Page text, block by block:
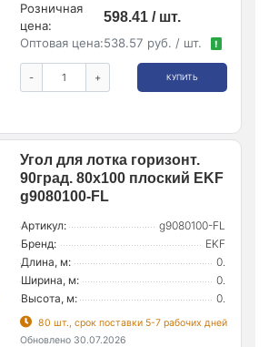
Розничная
цена:
598.41 / шт.
Оптовая цена:538.57 руб. / шт. !
- + КУПИТЬ
Угол для лотка горизонт.
90град. 80х100 плоский EKF
g9080100-FL
Артикул:
g9080100-FL
Бренд:
EKF
Длина, м:
0.
Ширина, м:
0.
Высота, м:
0.
80 шт., срок поставки 5-7 рабочих дней
Обновлено 30.07.2026